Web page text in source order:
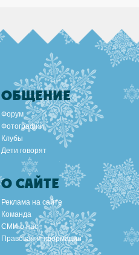
ОБЩЕНИЕ
Форум
Фотографии
Клубы
Дети говорят
О САЙТЕ
Реклама на сайте
Команда
СМИ о нас
Правовая информация